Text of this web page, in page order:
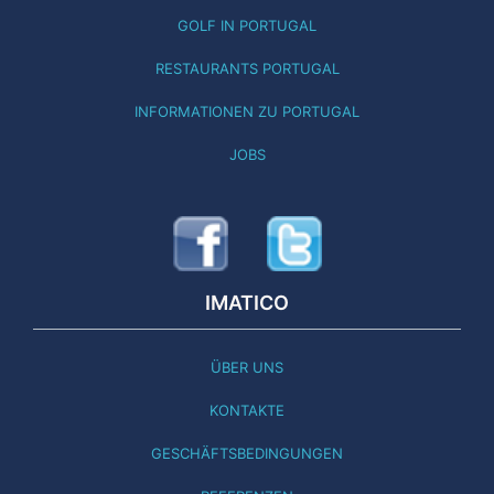
GOLF IN PORTUGAL
RESTAURANTS PORTUGAL
INFORMATIONEN ZU PORTUGAL
JOBS
IMATICO
ÜBER UNS
KONTAKTE
GESCHÄFTSBEDINGUNGEN